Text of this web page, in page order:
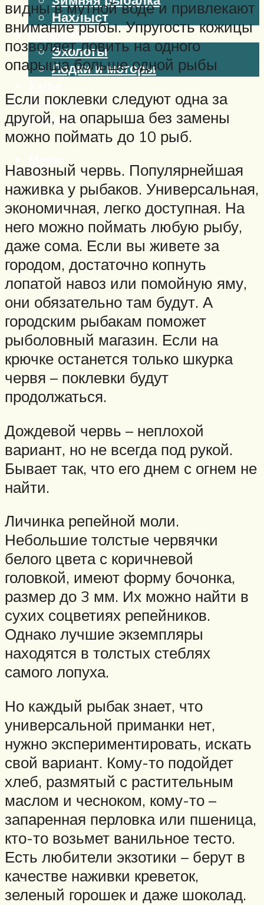
Нахлыст
Снаряжение
Эхолоты
Лодки и моторы
Рецепты
Разное
видны в мутной воде и привлекают
внимание рыбы. Упругость кожицы
позволяет ловить на одного
опарыша больше одной рыбы
Если поклевки следуют одна за
другой, на опарыша без замены
можно поймать до 10 рыб.
Навозный червь. Популярнейшая
наживка у рыбаков. Универсальная,
экономичная, легко доступная. На
него можно поймать любую рыбу,
даже сома. Если вы живете за
городом, достаточно копнуть
лопатой навоз или помойную яму,
они обязательно там будут. А
городским рыбакам поможет
рыболовный магазин. Если на
крючке останется только шкурка
червя – поклевки будут
продолжаться.
Дождевой червь – неплохой
вариант, но не всегда под рукой.
Бывает так, что его днем с огнем не
найти.
Личинка репейной моли.
Небольшие толстые червячки
белого цвета с коричневой
головкой, имеют форму бочонка,
размер до 3 мм. Их можно найти в
сухих соцветиях репейников.
Однако лучшие экземпляры
находятся в толстых стеблях
самого лопуха.
Но каждый рыбак знает, что
универсальной приманки нет,
нужно экспериментировать, искать
свой вариант. Кому-то подойдет
хлеб, размятый с растительным
маслом и чесноком, кому-то –
запаренная перловка или пшеница,
кто-то возьмет ванильное тесто.
Есть любители экзотики – берут в
качестве наживки креветок,
зеленый горошек и даже шоколад.